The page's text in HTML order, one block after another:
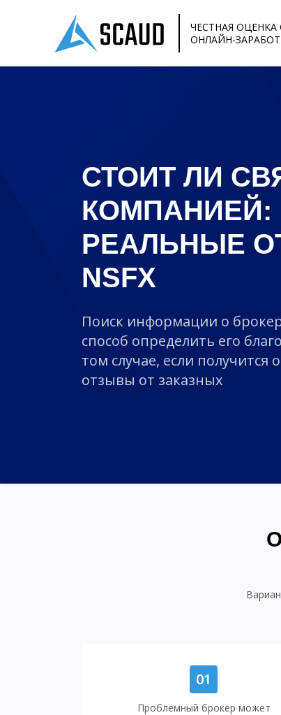
ЧЕСТНАЯ
ОНЛАЙН-
СТОИТ ЛИ
КОМПАНИЕЙ:
РЕАЛЬНЫЕ
NSFX
Поиск информации о
способ определить его
том случае, если
отзывы от заказных
01
Проблемный брокер может